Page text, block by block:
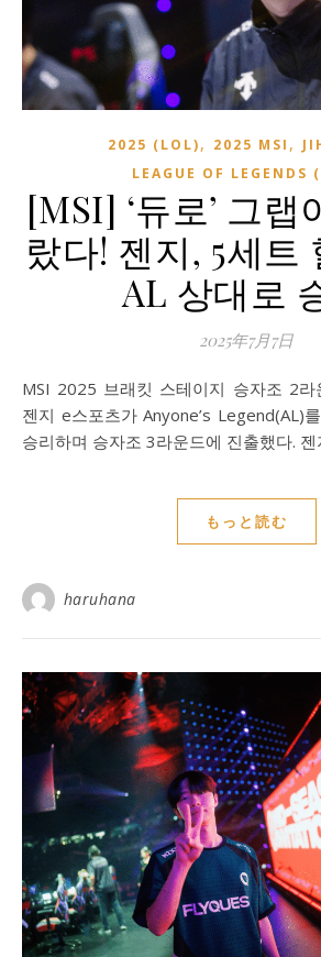
2025 (LOL), 2025 MSI ,
LEAGUE OF LEGENDS
[MSI] ‘듀로’ 그랩
랐다! 젠지, 5세트
AL 상대로
2025年7月7日
MSI 2025 브래킷 스테이지 승자조 2라운드 최종 5세트에서
젠지 e스포츠가 Anyone’s Legend(AL)
승리하며 승자조 3라운드에 진출했다.
もっと読む
haruhana